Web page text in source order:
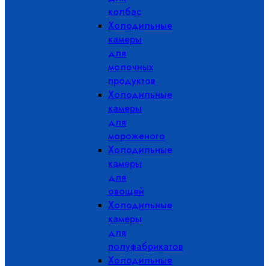
колбас
Холодильные
камеры
для
молочных
продуктов
Холодильные
камеры
для
мороженого
Холодильные
камеры
для
овощей
Холодильные
камеры
для
полуфабрикатов
Холодильные